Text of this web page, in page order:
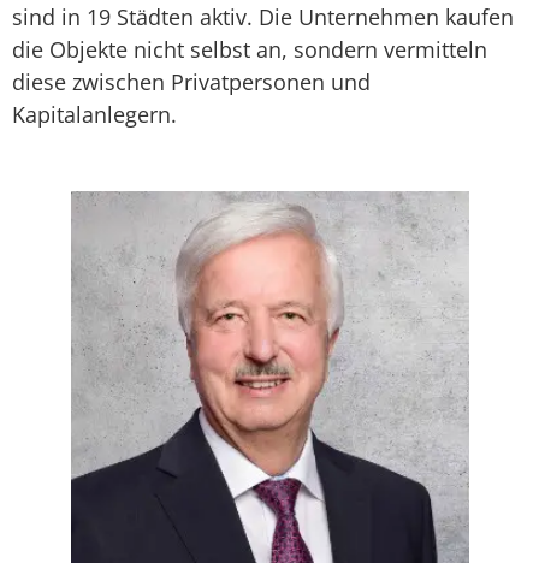
sind in 19 Städten aktiv. Die Unternehmen kaufen
die Objekte nicht selbst an, sondern vermitteln
diese zwischen Privatpersonen und
Kapitalanlegern.